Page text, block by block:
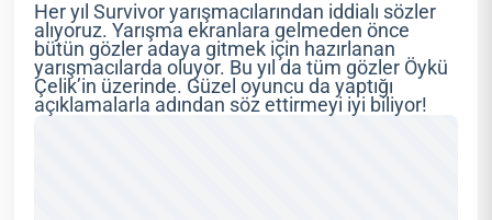
Her yıl Survivor yarışmacılarından iddialı sözler
alıyoruz. Yarışma ekranlara gelmeden önce
bütün gözler adaya gitmek için hazırlanan
yarışmacılarda oluyor. Bu yıl da tüm gözler Öykü
Çelik’in üzerinde. Güzel oyuncu da yaptığı
açıklamalarla adından söz ettirmeyi iyi biliyor!